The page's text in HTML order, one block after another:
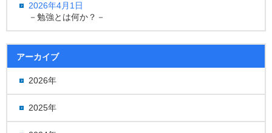
2026年4月1日
－勉強とは何か？－
アーカイブ
2026年
2025年